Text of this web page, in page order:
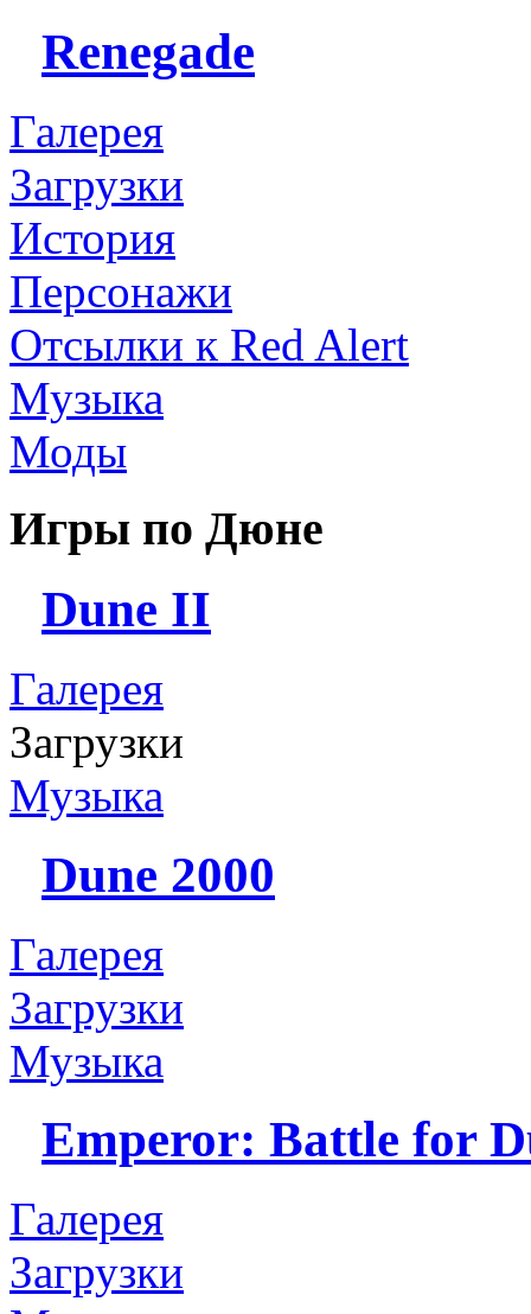
Renegade
Галерея
Загрузки
История
Персонажи
Отсылки к Red Alert
Музыка
Моды
Игры по Дюне
Dune II
Галерея
Загрузки
Музыка
Dune 2000
Галерея
Загрузки
Музыка
Emperor: Battle for
Галерея
Загрузки